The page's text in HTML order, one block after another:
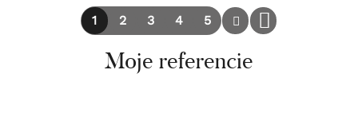
1 2 3 4 5
Moje referencie